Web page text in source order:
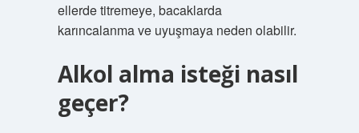
ellerde titremeye, bacaklarda
karıncalanma ve uyuşmaya neden olabilir.
Alkol alma isteği nasıl
geçer?